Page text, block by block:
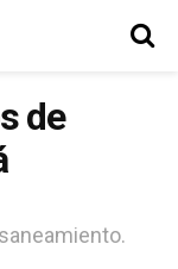
de